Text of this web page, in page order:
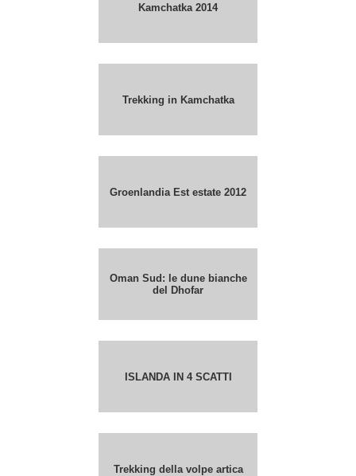
Kamchatka 2014
Trekking in Kamchatka
Groenlandia Est estate 2012
Oman Sud: le dune bianche
del Dhofar
ISLANDA IN 4 SCATTI
Trekking della volpe artica